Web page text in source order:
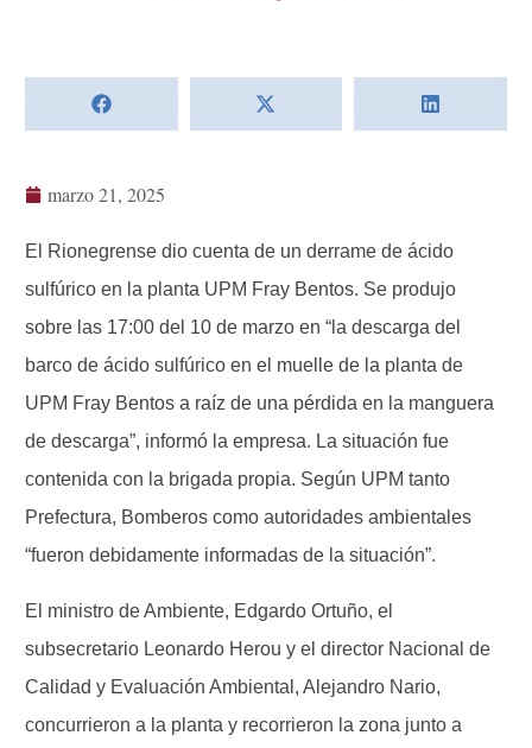
marzo 21, 2025
El Rionegrense dio cuenta de un derrame de ácido
sulfúrico en la planta UPM Fray Bentos. Se produjo
sobre las 17:00 del 10 de marzo en “la descarga del
barco de ácido sulfúrico en el muelle de la planta de
UPM Fray Bentos a raíz de una pérdida en la manguera
de descarga”, informó la empresa. La situación fue
contenida con la brigada propia. Según UPM tanto
Prefectura, Bomberos como autoridades ambientales
“fueron debidamente informadas de la situación”.
El ministro de Ambiente, Edgardo Ortuño, el
subsecretario Leonardo Herou y el director Nacional de
Calidad y Evaluación Ambiental, Alejandro Nario,
concurrieron a la planta y recorrieron la zona junto a